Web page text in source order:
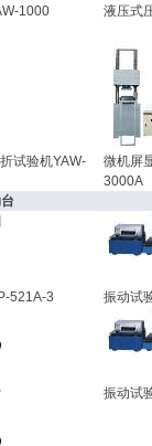
1000 液压式
试验机YAW-
微机屏
3000A
521A-3 振动试
振动试